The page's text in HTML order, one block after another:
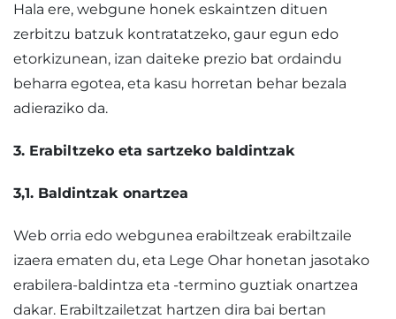
Hala ere, webgune honek eskaintzen dituen
zerbitzu batzuk kontratatzeko, gaur egun edo
etorkizunean, izan daiteke prezio bat ordaindu
beharra egotea, eta kasu horretan behar bezala
adieraziko da.
3. Erabiltzeko eta sartzeko baldintzak
3,1. Baldintzak onartzea
Web orria edo webgunea erabiltzeak erabiltzaile
izaera ematen du, eta Lege Ohar honetan jasotako
erabilera-baldintza eta -termino guztiak onartzea
dakar. Erabiltzailetzat hartzen dira bai bertan